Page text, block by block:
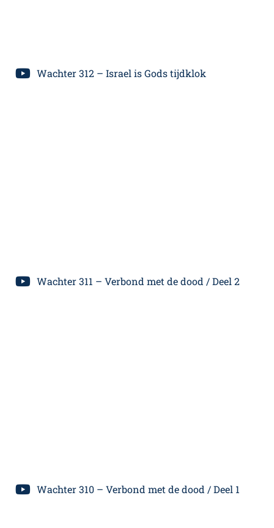
Wachter 312 – Israel is Gods tijdklok
Wachter 311 – Verbond met de dood / Deel 2
Wachter 310 – Verbond met de dood / Deel 1